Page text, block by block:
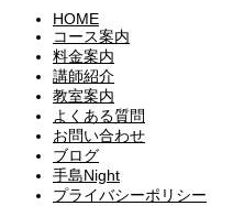
HOME
コース案内
料金案内
講師紹介
教室案内
よくある質問
お問い合わせ
ブログ
手島Night
プライバシーポリシー